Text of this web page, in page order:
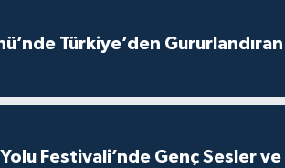
Türkiye’den
Festivali’nde Genç Sesler ve